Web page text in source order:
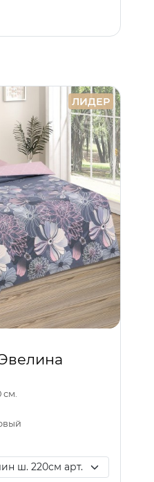
ЛИДЕР